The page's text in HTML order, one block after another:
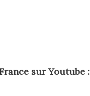
sur Youtube :